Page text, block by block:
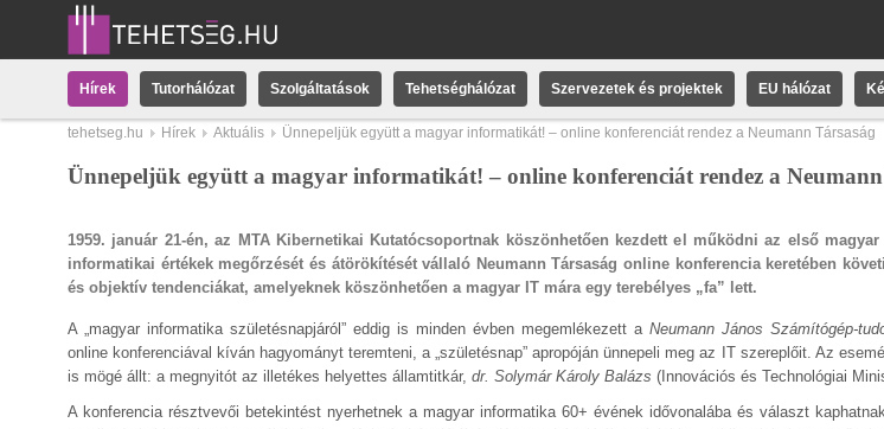
Hírek Tutorhálózat Szolgáltatások Tehetséghálózat Szervezetek és projektek EU hálózat
tehetseg.hu Hírek Aktuális Ünnepeljük együtt a magyar informatikát! – online konferenciát rendez a Neumann Társaság
Ünnepeljük együtt a magyar informatikát! – online konferenciát rendez a Neumann
1959. január 21-én, az MTA Kibernetikai Kutatócsoportnak köszönhetően kezdett el működni az első
informatikai értékek megőrzését és átörökítését vállaló Neumann Társaság online konferencia keretében
és objektív tendenciákat, amelyeknek köszönhetően a magyar IT mára egy terebélyes „fa” lett.
A „magyar informatika születésnapjáról” eddig is minden évben megemlékezett a Neumann János Számítógép-
online konferenciával kíván hagyományt teremteni, a „születésnap” apropóján ünnepeli meg az IT szereplőit. Az
is mögé állt: a megnyitót az illetékes helyettes államtitkár, dr. Solymár Károly Balázs (Innovációs és Technológiai
A konferencia résztvevői betekintést nyerhetnek a magyar informatika 60+ évének idővonalába és választ